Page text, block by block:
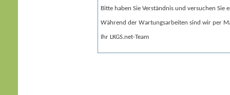
Bitte haben Sie Verständnis und versuchen Sie
Während der Wartungsarbeiten sind wir per
Ihr LKGS.net-Team